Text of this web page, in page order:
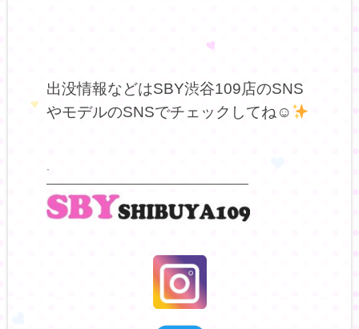
出没情報などはSBY渋谷109店のSNS
やモデルのSNSでチェックしてね☺
——————————————————